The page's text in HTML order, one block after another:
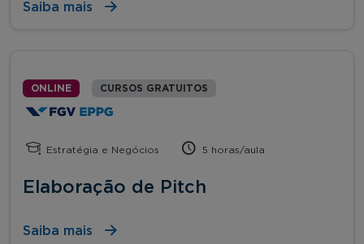
Saiba mais
ONLINE CURSOS GRATUITOS
Estratégia e Negócios 5 horas/aula
Elaboração de Pitch
Saiba mais